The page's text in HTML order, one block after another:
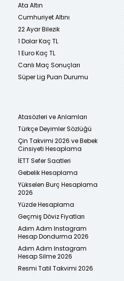
Ata Altın
Cumhuriyet Altını
22 Ayar Bilezik
1 Dolar Kaç TL
1 Euro Kaç TL
Canlı Maç Sonuçları
Süper Lig Puan Durumu
Atasözleri ve Anlamları
Türkçe Deyimler Sözlüğü
Çin Takvimi 2026 ve Bebek
Cinsiyeti Hesaplama
İETT Sefer Saatleri
Gebelik Hesaplama
Yükselen Burç Hesaplama
2026
Yüzde Hesaplama
Geçmiş Döviz Fiyatları
Adım Adım Instagram
Hesap Dondurma 2026
Adım Adım Instagram
Hesap Silme 2026
Resmi Tatil Takvimi 2026